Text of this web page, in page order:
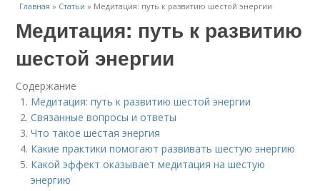
Главная » Статьи » Медитация: путь к развитию шестой энергии
Медитация: путь к развитию
шестой энергии
Содержание
Медитация: путь к развитию шестой энергии
Связанные вопросы и ответы
Что такое шестая энергия
Какие практики помогают развивать шестую энергию
Какой эффект оказывает медитация на шестую
энергию